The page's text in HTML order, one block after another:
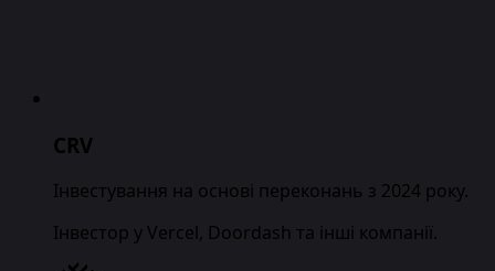
CRV
Інвестування на основі переконань з 2024 року.
Інвестор у Vercel, Doordash та інші компанії.